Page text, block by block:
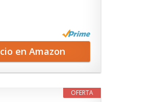
en Amazon
OFERTA